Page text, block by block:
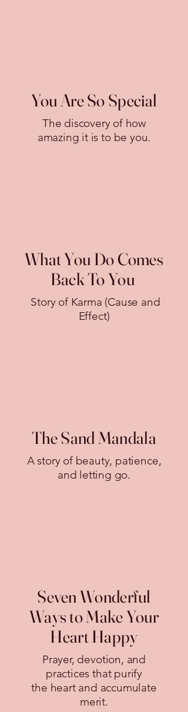
You Are So Special
The discovery of how
amazing it is to be you.
What You Do Comes
Back To You
Story of Karma (Cause and
Effect)
The Sand Mandala
A story of beauty, patience,
and letting go.
Seven Wonderful
Ways to Make Your
Heart Happy
Prayer, devotion, and
practices that purify
the heart and accumulate
merit.